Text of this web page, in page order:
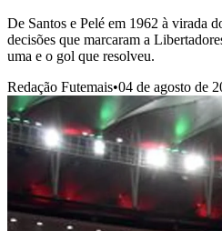
De Santos e Pelé em 1962 à virada
decisões que marcaram a
uma e o gol que resolveu.
Redação Futemais•04 de agosto de